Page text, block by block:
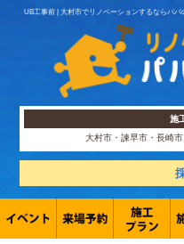
UB工事前 | 大村市でリノベーションするならパ
施
大村市・諫早市・長崎